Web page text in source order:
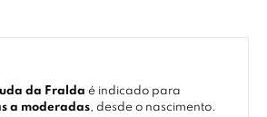
da Fralda é indicado para
a moderadas, desde o nascimento.